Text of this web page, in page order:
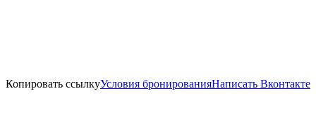
Копировать ссылкуУсловия бронированияНаписать Вконтакте